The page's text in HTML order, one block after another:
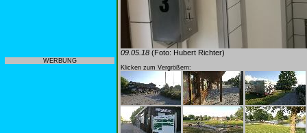
WERBUNG
09.05.18 (Foto: Hubert Richter)
Klicken zum Vergrößern: